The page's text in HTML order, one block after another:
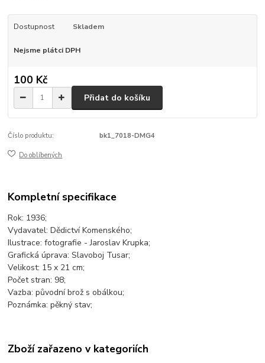
Dostupnost Skladem
Nejsme plátci DPH
100 Kč
Přidat do košíku
Číslo produktu: bk1_7018-DMG4
Do oblíbených
Kompletní specifikace
Rok: 1936;
Vydavatel: Dědictví Komenského;
Ilustrace: fotografie - Jaroslav Krupka;
Grafická úprava: Slavoboj Tusar;
Velikost: 15 x 21 cm;
Počet stran: 98;
Vazba: původní brož s obálkou;
Poznámka: pěkný stav;
Zboží zařazeno v kategoriích